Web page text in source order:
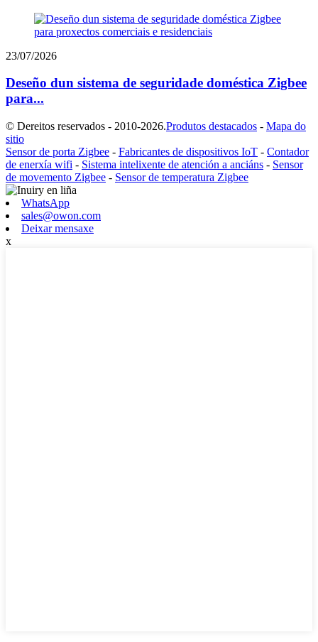
23/07/2026
Deseño dun sistema de seguridade doméstica Zigbee
para...
© Dereitos reservados - 2010-2026.Produtos destacados - Mapa do
sitio
Sensor de porta Zigbee - Fabricantes de dispositivos IoT - Contador
de enerxía wifi - Sistema intelixente de atención a anciáns - Sensor
de movemento Zigbee - Sensor de temperatura Zigbee
WhatsApp
sales@owon.com
Deixar mensaxe
x